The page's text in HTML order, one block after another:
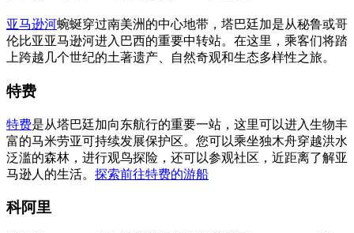
亚马逊河蜿蜒穿过南美洲的中心地带，塔巴廷加是从秘鲁或哥
伦比亚亚马逊河进入巴西的重要中转站。在这里，乘客们将踏
上跨越几个世纪的土著遗产、自然奇观和生态多样性之旅。
特费
特费是从塔巴廷加向东航行的重要一站，这里可以进入生物丰
富的马米劳亚可持续发展保护区。您可以乘坐独木舟穿越洪水
泛滥的森林，进行观鸟探险，还可以参观社区，近距离了解亚
马逊人的生活。 探索前往特费的游船
科阿里